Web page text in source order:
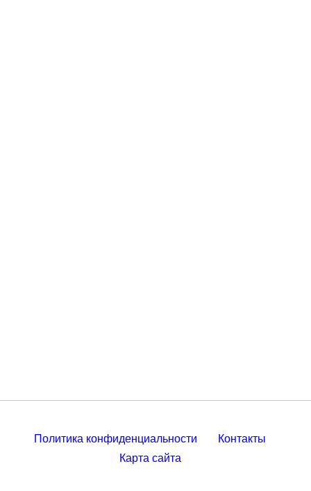
Политика конфиденциальности
Контакты
Карта сайта